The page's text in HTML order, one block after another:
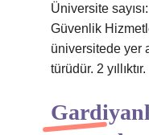
Üniversite
Güvenlik
üniversitede yer
türüdür. 2 yıllıktır.